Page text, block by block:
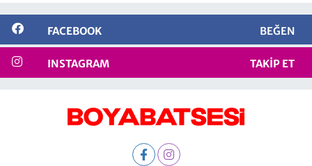
FACEBOOK BEĞEN
INSTAGRAM TAKIP ET